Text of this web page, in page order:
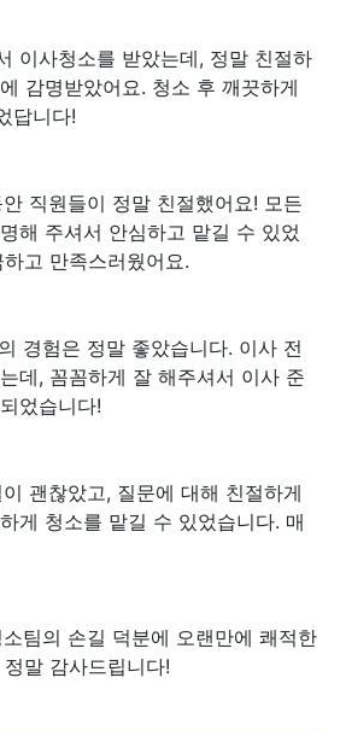
이사청소를 받았는데, 정말 친절하
감명받았어요. 청소 후 깨끗하게
답니다!
직원들이 정말 친절했어요! 모든
해 주셔서 안심하고 맡길 수 있었
고 만족스러웠어요.
경험은 정말 좋았습니다. 이사 전
데, 꼼꼼하게 잘 해주셔서 이사 준
었습니다!
괜찮았고, 질문에 대해 친절하게
게 청소를 맡길 수 있었습니다. 매
팀의 손길 덕분에 오랜만에 쾌적한
말 감사드립니다!